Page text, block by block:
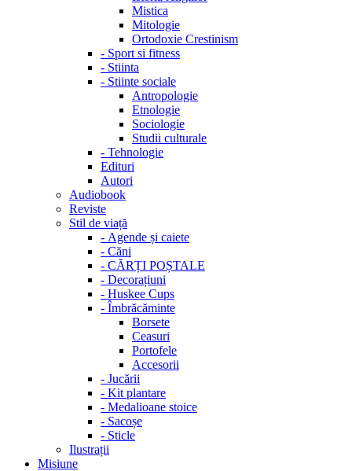
Mistica
Mitologie
Ortodoxie Crestinism
- Sport si fitness
- Stiinta
- Stiinte sociale
Antropologie
Etnologie
Sociologie
Studii culturale
- Tehnologie
Edituri
Autori
Audiobook
Reviste
Stil de viață
- Agende și caiete
- Căni
- CĂRȚI POȘTALE
- Decorațiuni
- Huskee Cups
- Îmbrăcăminte
Borsete
Ceasuri
Portofele
Accesorii
- Jucării
- Kit plantare
- Medalioane stoice
- Sacoșe
- Sticle
Ilustrații
Misiune